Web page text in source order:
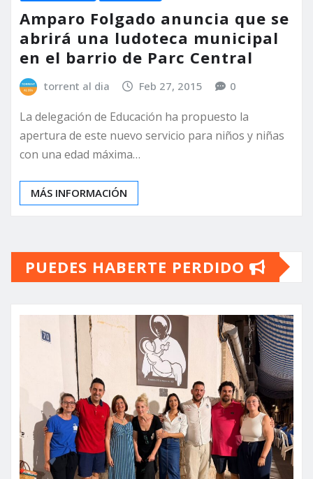
Amparo Folgado anuncia que se
abrirá una ludoteca municipal
en el barrio de Parc Central
torrent al dia Feb 27, 2015 0
La delegación de Educación ha propuesto la
apertura de este nuevo servicio para niños y niñas
con una edad máxima…
MÁS INFORMACIÓN
PUEDES HABERTE PERDIDO